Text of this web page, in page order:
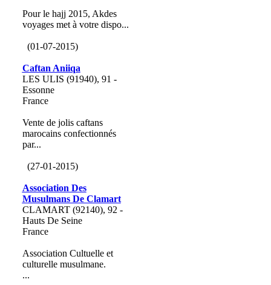
Pour le hajj 2015, Akdes
voyages met à votre dispo...
(01-07-2015)
Caftan Aniiqa
LES ULIS (91940), 91 -
Essonne
France
Vente de jolis caftans
marocains confectionnés
par...
(27-01-2015)
Association Des
Musulmans De Clamart
CLAMART (92140), 92 -
Hauts De Seine
France
Association Cultuelle et
culturelle musulmane.
...